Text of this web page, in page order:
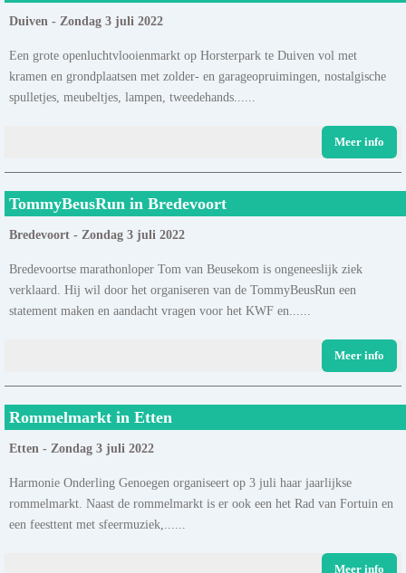
Duiven - Zondag 3 juli 2022
Een grote openluchtvlooienmarkt op Horsterpark te Duiven vol met
kramen en grondplaatsen met zolder- en garageopruimingen, nostalgische
spulletjes, meubeltjes, lampen, tweedehands......
Meer info
TommyBeusRun in Bredevoort
Bredevoort - Zondag 3 juli 2022
Bredevoortse marathonloper Tom van Beusekom is ongeneeslijk ziek
verklaard. Hij wil door het organiseren van de TommyBeusRun een
statement maken en aandacht vragen voor het KWF en......
Meer info
Rommelmarkt in Etten
Etten - Zondag 3 juli 2022
Harmonie Onderling Genoegen organiseert op 3 juli haar jaarlijkse
rommelmarkt. Naast de rommelmarkt is er ook een het Rad van Fortuin en
een feesttent met sfeermuziek,......
Meer info